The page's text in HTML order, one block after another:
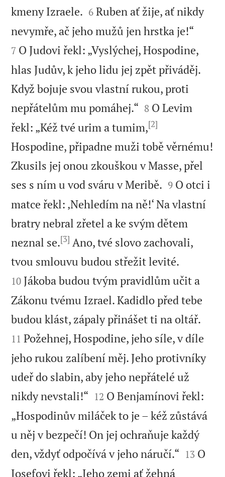
kmeny Izraele. 

6 Ruben ať žije, ať nikdy
nevymře, ač jeho mužů jen hrstka je!“
7 O Judovi řekl: „Vyslýchej, Hospodine,
hlas Judův, k jeho lidu jej zpět přiváděj.
Když bojuje svou vlastní rukou, proti
nepřátelům mu pomáhej.“ 

8 O Levim
řekl: „Kéž tvé urim a tumim,[2]
Hospodine, připadne muži tobě věrnému!
Zkusils jej onou zkouškou v Masse, přel
ses s ním u vod sváru v Meribě. 

9 O otci i
matce řekl: ‚Nehledím na ně!‘ Na vlastní
bratry nebral zřetel a ke svým dětem
neznal se.[3] Ano, tvé slovo zachovali,
tvou smlouvu budou střežit levité.
10 Jákoba budou tvým pravidlům učit a
Zákonu tvému Izrael. Kadidlo před tebe
budou klást, zápaly přinášet ti na oltář.
11 Požehnej, Hospodine, jeho síle, v díle
jeho rukou zalíbení měj. Jeho protivníky
udeř do slabin, aby jeho nepřátelé už
nikdy nevstali!“ 

12 O Benjamínovi řekl:
„Hospodinův miláček to je – kéž zůstává
u něj v bezpečí! On jej ochraňuje každý
den, vždyť odpočívá v jeho náručí.“ 

13 O
Josefovi řekl: „Jeho zemi ať žehná